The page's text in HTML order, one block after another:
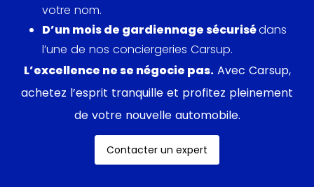
votre nom.
D’un mois de gardiennage sécurisédans
l’une de nos conciergeries Carsup.
L’excellence ne se négocie pas.Avec Carsup,
achetez l’esprit tranquille et profitez pleinement
de votre nouvelle automobile.
Contacter un expert